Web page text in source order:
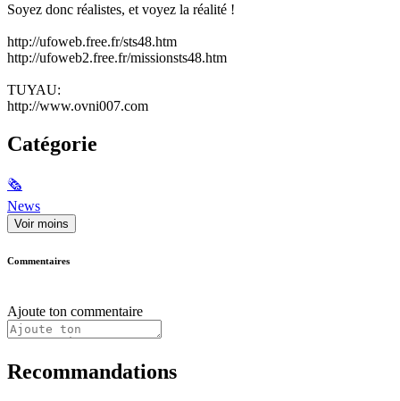
Soyez donc réalistes, et voyez la réalité !
http://ufoweb.free.fr/sts48.htm
http://ufoweb2.free.fr/missionsts48.htm
TUYAU:
http://www.ovni007.com
Catégorie
🗞
News
Voir moins
Commentaires
Ajoute ton commentaire
Recommandations